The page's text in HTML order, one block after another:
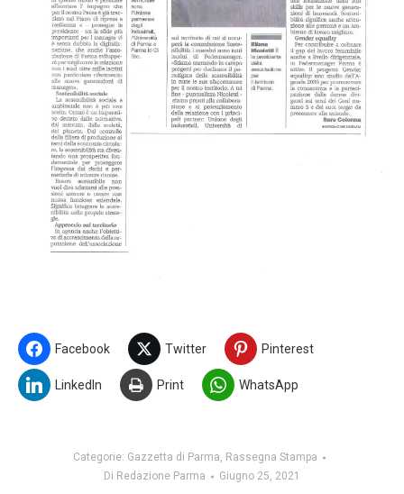
Facebook Twitter Pinterest
LinkedIn Print WhatsApp
Categorie: Gazzetta di Parma, Rassegna Stampa
Di Redazione Parma Giugno 25, 2021